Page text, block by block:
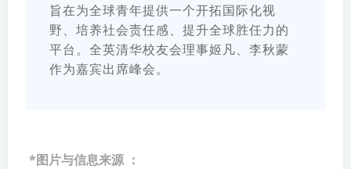
旨在为全球青年提供一个开拓国际化视
野、培养社会责任感、提升全球胜任力的
平台。全英清华校友会理事姬凡、李秋蒙
作为嘉宾出席峰会。
*图片与信息来源 ：